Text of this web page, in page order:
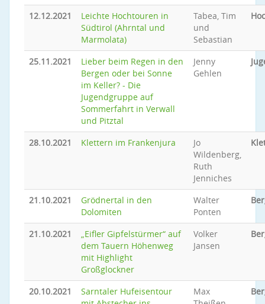
12.12.2021
Leichte Hochtouren in
Südtirol (Ahrntal und
Marmolata)
Tabea, Tim
und
Sebastian
25.11.2021
Lieber beim Regen in den
Bergen oder bei Sonne
im Keller? - Die
Jugendgruppe auf
Sommerfahrt in Verwall
und Pitztal
Jenny
Gehlen
28.10.2021 Klettern im Frankenjura
Jo
Wildenberg,
Ruth
Jenniches
21.10.2021
Grödnertal in den
Dolomiten
Walter
Ponten
21.10.2021
„Eifler Gipfelstürmer“ auf
dem Tauern Höhenweg
mit Highlight
Großglockner
Volker
Jansen
20.10.2021
Sarntaler Hufeisentour
Max